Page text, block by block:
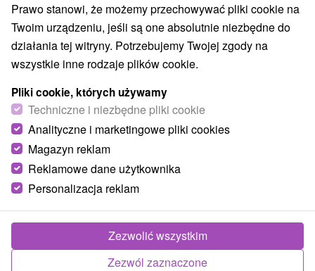
Atrakcje z adrenaliną Atrakcje turystyczne
Muzea i galerie (15)
Ogrody zoologiczne i fermy zwierząt
Ogrody botaniczne (2)
Jeziora, jeziora, zbiorniki wodne
Atrakcje dla dzieci(52) Zabytki techniki
Wodospady(14) Kościoły drewniane(3)
Aquaparki, baseny(8)
Wsie i miasta
Štrba(1) Liptovský Mikuláš(1)
Prawo stanowi, że możemy przechowywać pliki cookie na
Twoim urządzeniu, jeśli są one absolutnie niezbędne do
działania tej witryny. Potrzebujemy Twojej zgody na
wszystkie inne rodzaje plików cookie.
Pliki cookie, których używamy
Techniczne i niezbędne pliki cookie
Analityczne i marketingowe pliki cookies
Magazyn reklam
Reklamowe dane użytkownika
Personalizacja reklam
Zezwól zaznaczone
Zezwolić wszystkim